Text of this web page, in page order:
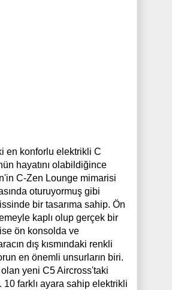
en konforlu elektrikli C
hayatını olabildiğince
C-Zen Lounge mimarisi
oturuyormuş gibi
bir tasarıma sahip. Ön
kaplı olup gerçek bir
ön konsolda ve
dış kısmındaki renkli
en önemli unsurların biri.
olan yeni C5 Aircross'taki
farklı ayara sahip elektrikli